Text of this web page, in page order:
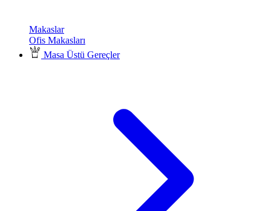
Makaslar
Ofis Makasları
Masa Üstü Gereçler